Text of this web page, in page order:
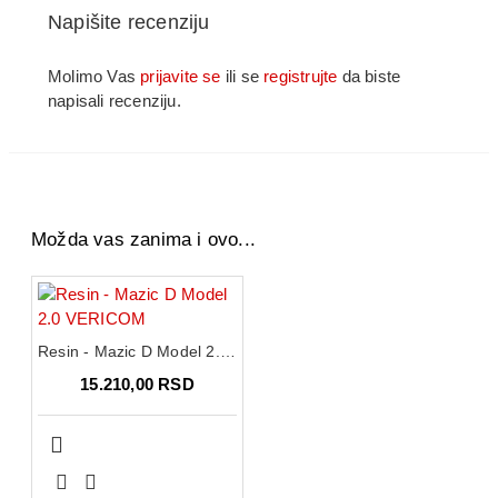
Napišite recenziju
Molimo Vas prijavite se ili se registrujte da biste
napisali recenziju.
Možda vas zanima i ovo...
15.210,00 RSD